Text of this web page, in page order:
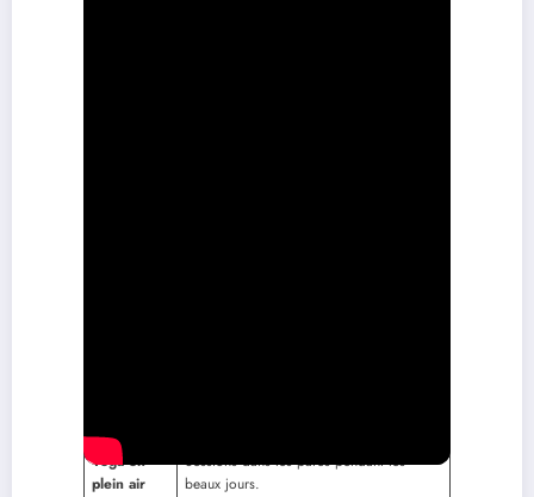
Yoga en
plein air
Sessions dans les parcs pendant les
beaux jours.